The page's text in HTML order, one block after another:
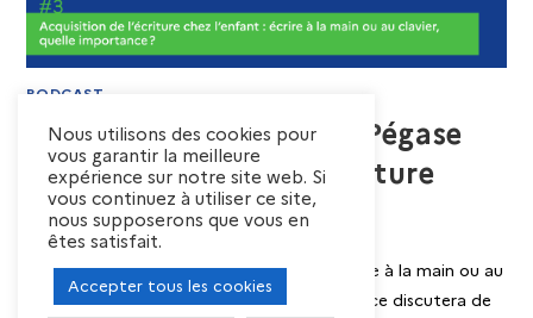
PODCAST
[Podcast] Mercredis de Pégase
#3 : Acquisition de l’écriture
chez l’enfant
Acquisition de l’écriture chez l’enfant : écrire à la main ou au
clavier quelle importance ? Cette conférence discutera de
Nous utilisons des cookies pour
vous garantir la meilleure
expérience sur notre site web. Si
vous continuez à utiliser ce site,
nous supposerons que vous en
êtes satisfait.
Accepter tous les cookies